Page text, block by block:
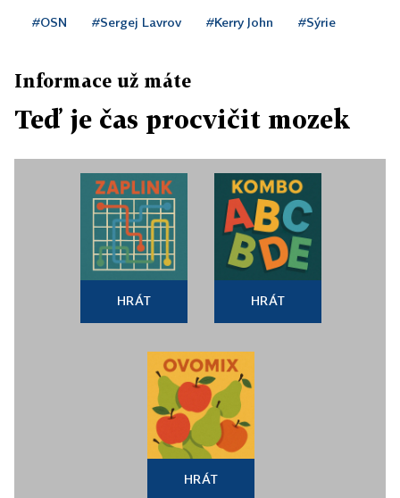
#OSN #Sergej Lavrov #Kerry John #Sýrie
Informace už máte
Teď je čas procvičit mozek
HRÁT HRÁT
HRÁT